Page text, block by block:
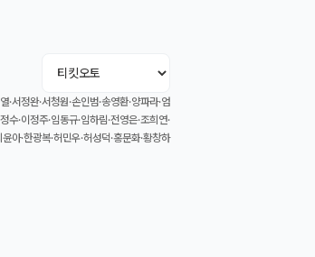
·서정완·서청원·손인범·송영환·양파라·엄
수·이정주·임동규·임하림·전영은·조희연·
아·한광복·허민우·허성덕·홍문화·황창하